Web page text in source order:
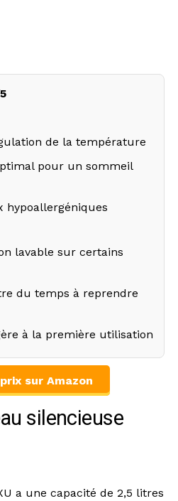
de la température
pour un sommeil
hypoallergéniques
lavable sur certains
du temps à reprendre
à la première utilisation
sur Amazon
silencieuse
a une capacité de 2,5 litres